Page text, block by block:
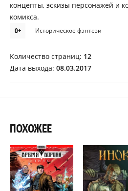
концепты, эскизы персонажей и
комикса.
0+ Историческое фэнтези
Количество страниц: 12
Дата выхода: 08.03.2017
ПОХОЖЕЕ